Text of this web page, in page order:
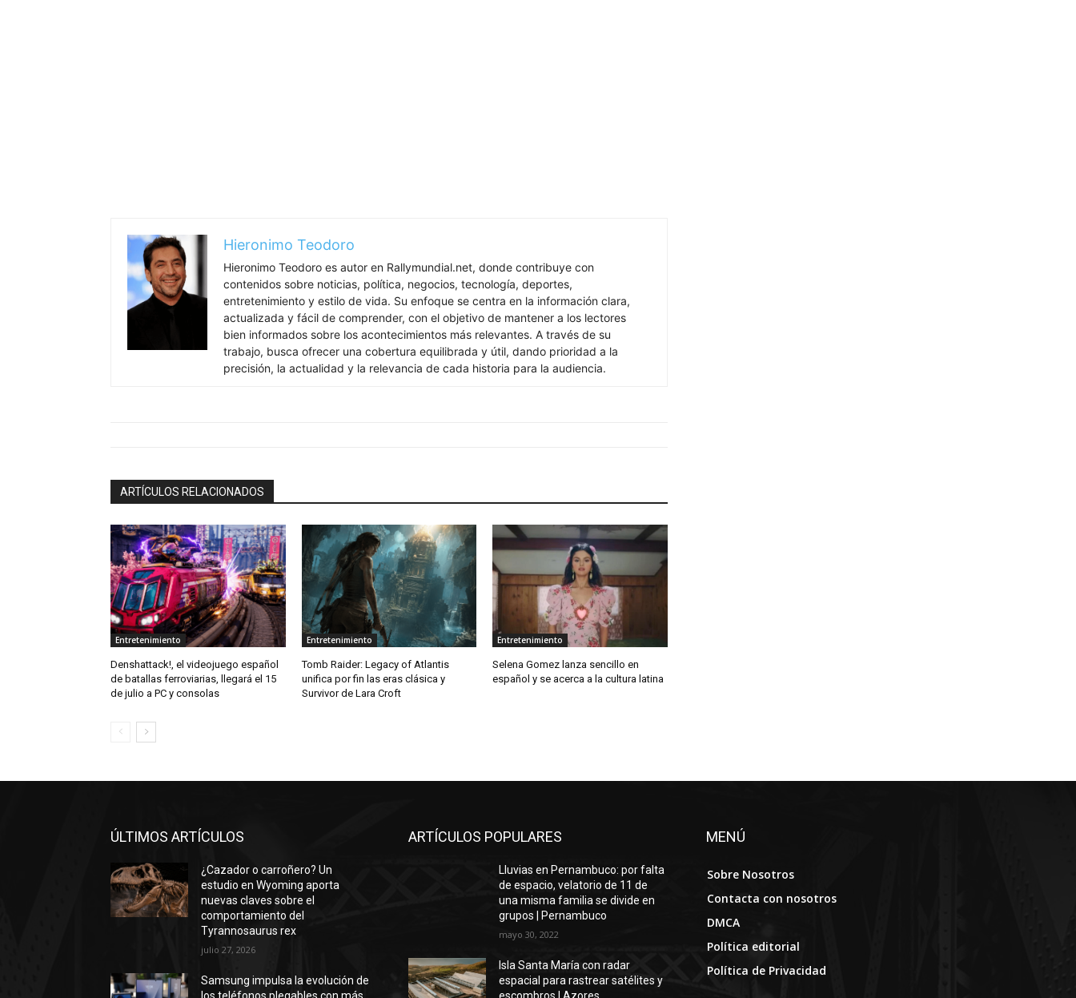
Hieronimo Teodoro
Hieronimo Teodoro es autor en Rallymundial.net, donde contribuye con
contenidos sobre noticias, política, negocios, tecnología, deportes,
entretenimiento y estilo de vida. Su enfoque se centra en la información clara,
actualizada y fácil de comprender, con el objetivo de mantener a los lectores
bien informados sobre los acontecimientos más relevantes. A través de su
trabajo, busca ofrecer una cobertura equilibrada y útil, dando prioridad a la
precisión, la actualidad y la relevancia de cada historia para la audiencia.
ARTÍCULOS RELACIONADOS
Entretenimiento
Denshattack!, el videojuego español
de batallas ferroviarias, llegará el 15
de julio a PC y consolas
Entretenimiento
Tomb Raider: Legacy of Atlantis
unifica por fin las eras clásica y
Survivor de Lara Croft
Entretenimiento
Selena Gomez lanza sencillo en
español y se acerca a la cultura latina
ÚLTIMOS ARTÍCULOS
¿Cazador o carroñero? Un
estudio en Wyoming aporta
nuevas claves sobre el
comportamiento del
Tyrannosaurus rex
julio 27, 2026
Samsung impulsa la evolución de
los teléfonos plegables con más
ARTÍCULOS POPULARES
Lluvias en Pernambuco: por falta
de espacio, velatorio de 11 de
una misma familia se divide en
grupos | Pernambuco
mayo 30, 2022
Isla Santa María con radar
espacial para rastrear satélites y
escombros | Azores
MENÚ
Sobre Nosotros
Contacta con nosotros
DMCA
Política editorial
Política de Privacidad